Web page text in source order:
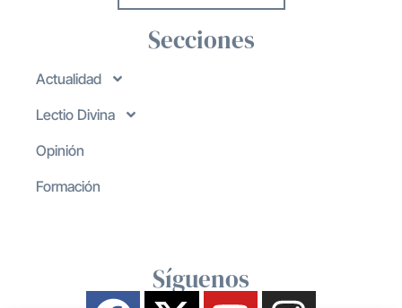
Secciones
Actualidad
Lectio Divina
Opinión
Formación
Síguenos